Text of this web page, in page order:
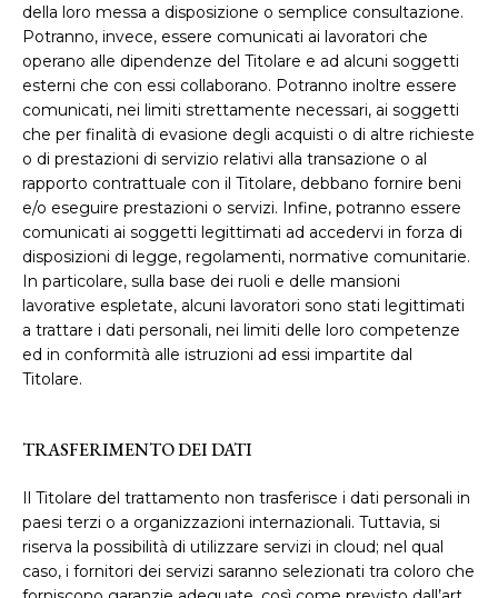
della loro messa a disposizione o semplice consultazione.
Potranno, invece, essere comunicati ai lavoratori che
operano alle dipendenze del Titolare e ad alcuni soggetti
esterni che con essi collaborano. Potranno inoltre essere
comunicati, nei limiti strettamente necessari, ai soggetti
che per finalità di evasione degli acquisti o di altre richieste
o di prestazioni di servizio relativi alla transazione o al
rapporto contrattuale con il Titolare, debbano fornire beni
e/o eseguire prestazioni o servizi. Infine, potranno essere
comunicati ai soggetti legittimati ad accedervi in forza di
disposizioni di legge, regolamenti, normative comunitarie.
In particolare, sulla base dei ruoli e delle mansioni
lavorative espletate, alcuni lavoratori sono stati legittimati
a trattare i dati personali, nei limiti delle loro competenze
ed in conformità alle istruzioni ad essi impartite dal
Titolare.
TRASFERIMENTO DEI DATI
Il Titolare del trattamento non trasferisce i dati personali in
paesi terzi o a organizzazioni internazionali. Tuttavia, si
riserva la possibilità di utilizzare servizi in cloud; nel qual
caso, i fornitori dei servizi saranno selezionati tra coloro che